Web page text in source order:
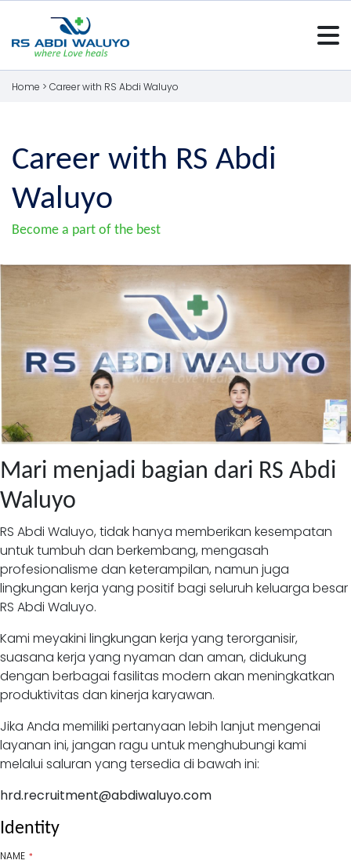
Home > Career with RS Abdi Waluyo
Career with RS Abdi
Waluyo
Become a part of the best
Mari menjadi bagian dari RS Abdi
Waluyo
RS Abdi Waluyo, tidak hanya memberikan kesempatan
untuk tumbuh dan berkembang, mengasah
profesionalisme dan keterampilan, namun juga
lingkungan kerja yang positif bagi seluruh keluarga besar
RS Abdi Waluyo.
Kami meyakini lingkungan kerja yang terorganisir,
suasana kerja yang nyaman dan aman, didukung
dengan berbagai fasilitas modern akan meningkatkan
produktivitas dan kinerja karyawan.
Jika Anda memiliki pertanyaan lebih lanjut mengenai
layanan ini, jangan ragu untuk menghubungi kami
melalui saluran yang tersedia di bawah ini:
hrd.recruitment@abdiwaluyo.com
Identity
NAME *